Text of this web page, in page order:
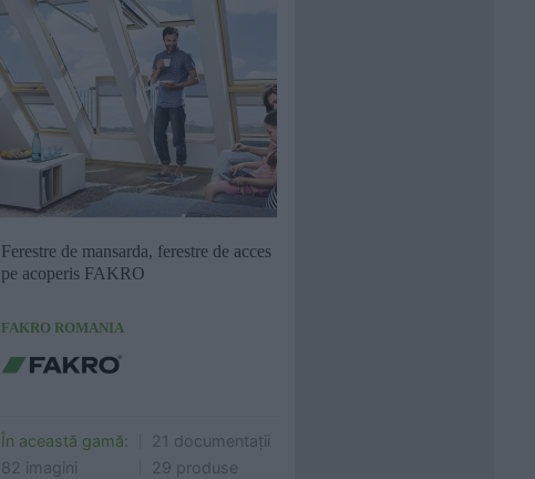
Cere ofertă Cere info
Ferestre de mansarda, ferestre de acces
pe acoperis FAKRO
FAKRO ROMANIA
În această gamă:
21 documentații
82 imagini
29 produse